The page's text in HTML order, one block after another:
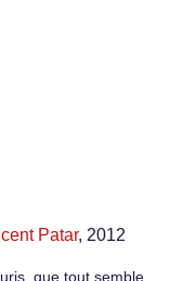
Patar, 2012
que tout semble